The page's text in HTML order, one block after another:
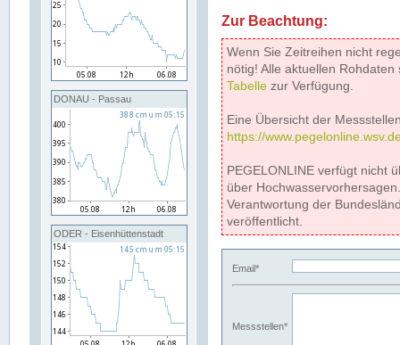
DONAU - Passau
ODER - Eisenhüttenstadt
Zur Beachtung:
Wenn Sie Zeitreihen nicht
nötig! Alle aktuellen
Tabelle zur Verfügung.
Eine Übersicht der
https://
PEGELONLINE verfügt nicht
über
Verantwortung der
veröffentlicht.
Email*
Messstellen*